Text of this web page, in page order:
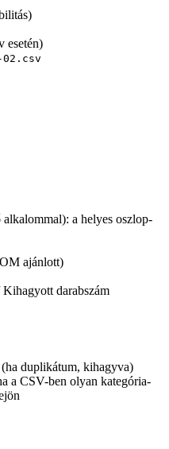
esetén)
02.csv
alkalommal): a helyes oszlop-
ajánlott)
darabszám
(ha duplikátum, kihagyva)
a CSV-ben olyan kategória-